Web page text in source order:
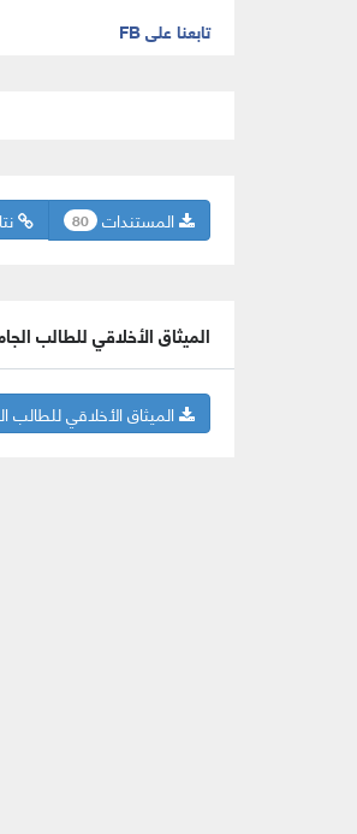
تابعنا على FB
المستندات 80
الميثاق الأخلاقي للطالب
الميثاق الأخلاقي للطالب